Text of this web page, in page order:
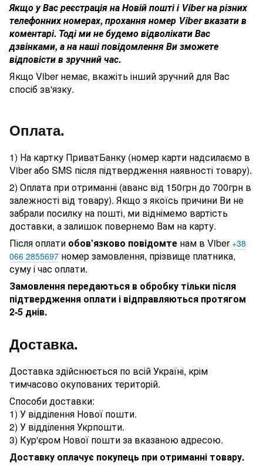
Якщо у Вас реєстрація на Новій пошті і Viber на різних
телефонних номерах, прохання номер Viber вказати в
коментарі. Тоді ми не будемо відволікати Вас
дзвінками, а на наші повідомлення Ви зможете
відповісти в зручний час.
Якщо Viber немає, вкажіть інший зручний для Вас
спосіб зв'язку.
Оплата.
1) На картку ПриватБанку (номер карти надсилаємо в
Viber або SMS після підтвердження наявності товару).
2) Оплата при отриманні (аванс від 150грн до 700грн в
залежності від товару). Якщо з якоїсь причини Ви не
забрали посилку на пошті, ми віднімемо вартість
доставки, а залишок повернемо Вам на карту.
Після оплати обов'язково повідомте нам в Viber +38
066 2855697 номер замовлення, прізвище платника,
суму і час оплати.
Замовлення передаються в обробку тільки після
підтвердження оплати і відправляються протягом
2-5 днів.
Доставка.
Доставка здійснюється по всій Україні, крім
тимчасово окупованих територій.
Способи доставки:
1) У відділення Нової пошти.
2) У відділення Укрпошти.
3) Кур'єром Нової пошти за вказаною адресою.
Доставку оплачує покупець при отриманні товару.